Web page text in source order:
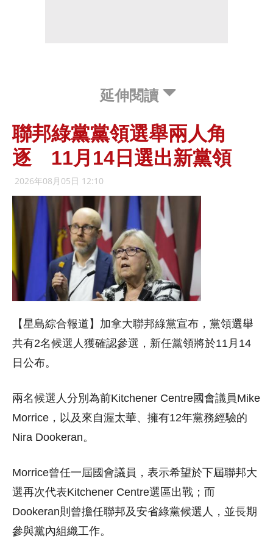
延伸閱讀
聯邦綠黨黨領選舉兩人角
逐 11月14日選出新黨領
2026年08月05日 12:10
【星島綜合報道】加拿大聯邦綠黨宣布，黨領選舉
共有2名候選人獲確認參選，新任黨領將於11月14
日公布。
兩名候選人分別為前Kitchener Centre國會議員Mike
Morrice，以及來自渥太華、擁有12年黨務經驗的
Nira Dookeran。
Morrice曾任一屆國會議員，表示希望於下屆聯邦大
選再次代表Kitchener Centre選區出戰；而
Dookeran則曾擔任聯邦及安省綠黨候選人，並長期
參與黨內組織工作。